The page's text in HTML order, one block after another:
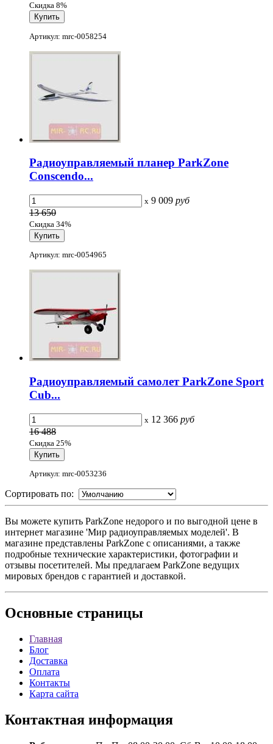
Скидка 8%
Артикул: mrc-0058254
Радиоуправляемый планер ParkZone
Conscendo...
x 9 009 руб
13 650
Скидка 34%
Артикул: mrc-0054965
Радиоуправляемый самолет ParkZone Sport
Cub...
x 12 366 руб
16 488
Скидка 25%
Артикул: mrc-0053236
Сортировать по:
Вы можете купить ParkZone недорого и по выгодной цене в
интернет магазине 'Мир радиоуправляемых моделей'. В
магазине представлены ParkZone с описаниями, а также
подробные технические характеристики, фотографии и
отзывы посетителей. Мы предлагаем ParkZone ведущих
мировых брендов с гарантией и доставкой.
Основные страницы
Главная
Блог
Доставка
Оплата
Контакты
Карта сайта
Контактная информация